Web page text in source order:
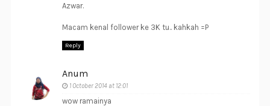
Azwar.
Macam kenal follower ke 3K tu.. kahkah =P
Reply
Anum
1 October 2014 at 12:01
wow ramainya